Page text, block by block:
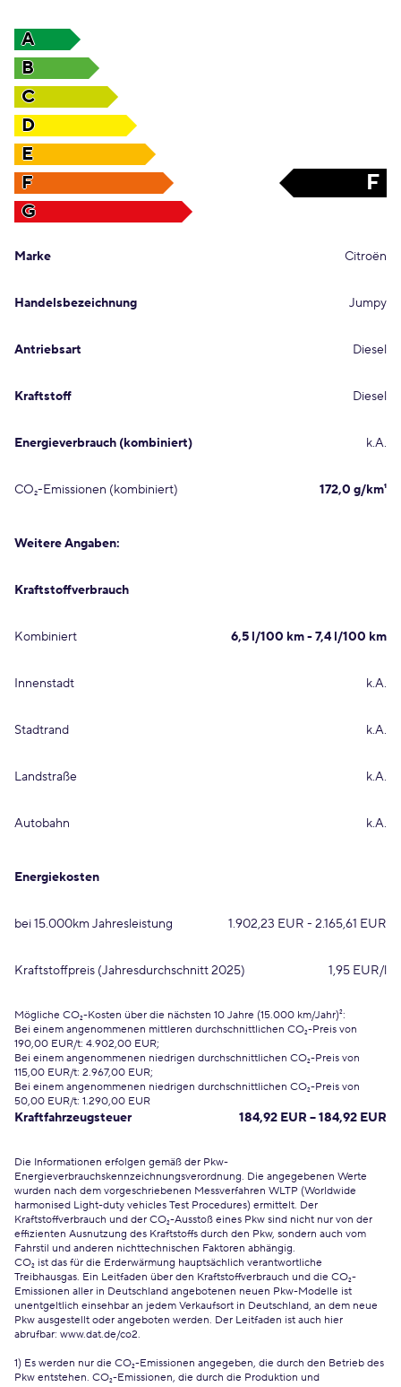
A
B
C
D
E
F
F
G
Marke Citroën
Handelsbezeichnung Jumpy
Antriebsart Diesel
Kraftstoff Diesel
Energieverbrauch (kombiniert) k.A.
CO₂-Emissionen (kombiniert) 172,0 g/km¹
Weitere Angaben:
Kraftstoffverbrauch
Kombiniert 6,5 l/100 km - 7,4 l/100 km
Innenstadt k.A.
Stadtrand k.A.
Landstraße k.A.
Autobahn k.A.
Energiekosten
bei 15.000km Jahresleistung 1.902,23 EUR - 2.165,61 EUR
Kraftstoffpreis (Jahresdurchschnitt 2025) 1,95 EUR/l
Mögliche CO₂-Kosten über die nächsten 10 Jahre (15.000 km/Jahr)²:
Bei einem angenommenen mittleren durchschnittlichen CO₂-Preis von
190,00 EUR/t: 4.902,00 EUR;
Bei einem angenommenen niedrigen durchschnittlichen CO₂-Preis von
115,00 EUR/t: 2.967,00 EUR;
Bei einem angenommenen niedrigen durchschnittlichen CO₂-Preis von
50,00 EUR/t: 1.290,00 EUR
Kraftfahrzeugsteuer 184,92 EUR – 184,92 EUR
Die Informationen erfolgen gemäß der Pkw-
Energieverbrauchskennzeichnungsverordnung. Die angegebenen Werte
wurden nach dem vorgeschriebenen Messverfahren WLTP (Worldwide
harmonised Light-duty vehicles Test Procedures) ermittelt. Der
Kraftstoffverbrauch und der CO₂-Ausstoß eines Pkw sind nicht nur von der
effizienten Ausnutzung des Kraftstoffs durch den Pkw, sondern auch vom
Fahrstil und anderen nichttechnischen Faktoren abhängig.
CO₂ ist das für die Erderwärmung hauptsächlich verantwortliche
Treibhausgas. Ein Leitfaden über den Kraftstoffverbrauch und die CO₂-
Emissionen aller in Deutschland angebotenen neuen Pkw-Modelle ist
unentgeltlich einsehbar an jedem Verkaufsort in Deutschland, an dem neue
Pkw ausgestellt oder angeboten werden. Der Leitfaden ist auch hier
abrufbar: www.dat.de/co2.
1) Es werden nur die CO₂-Emissionen angegeben, die durch den Betrieb des
Pkw entstehen. CO₂-Emissionen, die durch die Produktion und